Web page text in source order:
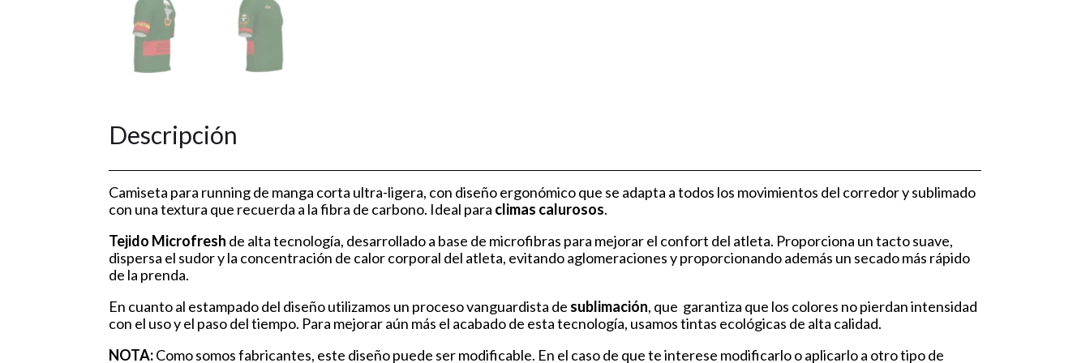
Descripción
Camiseta para running de manga corta ultra-ligera, con diseño ergonómico que se adapta a todos los movimientos del corredor y sublimado
con una textura que recuerda a la fibra de carbono. Ideal para climas calurosos.
Tejido Microfresh de alta tecnología, desarrollado a base de microfibras para mejorar el confort del atleta. Proporciona un tacto suave,
dispersa el sudor y la concentración de calor corporal del atleta, evitando aglomeraciones y proporcionando además un secado más rápido
de la prenda.
En cuanto al estampado del diseño utilizamos un proceso vanguardista de sublimación, que garantiza que los colores no pierdan intensidad
con el uso y el paso del tiempo. Para mejorar aún más el acabado de esta tecnología, usamos tintas ecológicas de alta calidad.
NOTA:Como somos fabricantes, este diseño puede ser modificable. En el caso de que te interese modificarlo o aplicarlo a otro tipo de